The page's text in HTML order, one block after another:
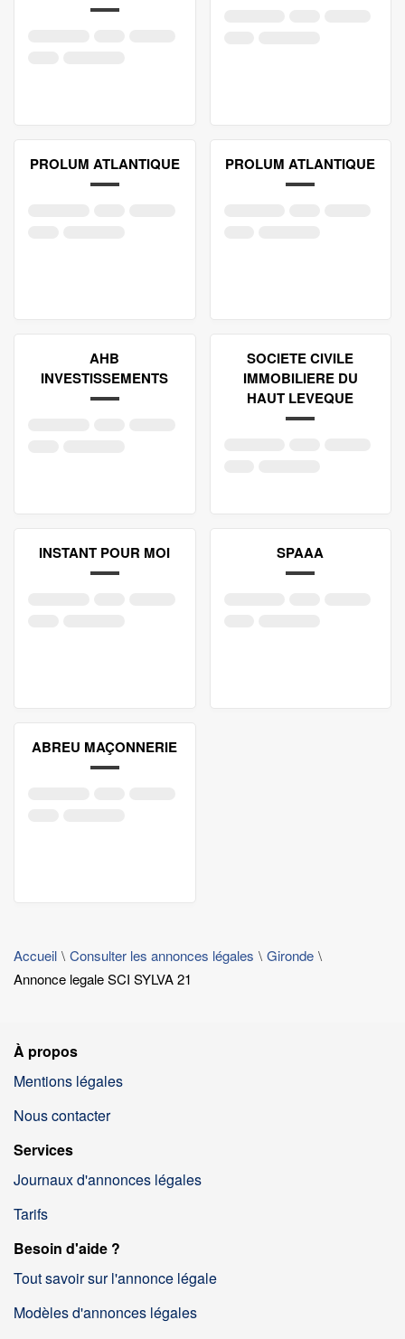
PROLUM ATLANTIQUE PROLUM ATLANTIQUE
AHB
INVESTISSEMENTS
SOCIETE CIVILE
IMMOBILIERE DU
HAUT LEVEQUE
INSTANT POUR MOI SPAAA
ABREU MAÇONNERIE
Accueil Consulter les annonces légales
Gironde
Annonce legale SCI SYLVA 21
À propos
Mentions légales
Nous contacter
Services
Journaux d'annonces légales
Tarifs
Besoin d'aide ?
Tout savoir sur l'annonce légale
Modèles d'annonces légales